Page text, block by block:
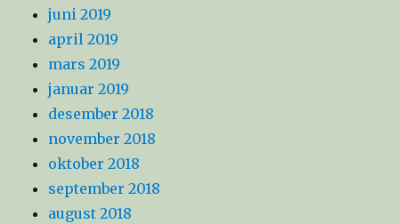
juni 2019
april 2019
mars 2019
januar 2019
desember 2018
november 2018
oktober 2018
september 2018
august 2018